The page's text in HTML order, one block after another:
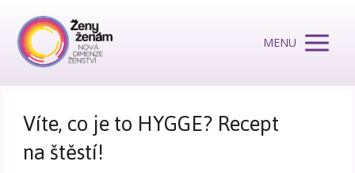
MENU
Víte, co je to HYGGE? Recept
na štěstí!